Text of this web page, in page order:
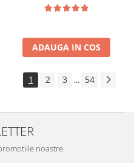
ADAUGA IN COS
1 2 3 ... 54
noastre